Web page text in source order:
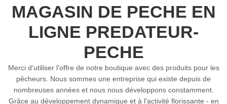
MAGASIN DE PECHE EN
LIGNE PREDATEUR-
PECHE
Merci d'utiliser l'offre de notre boutique avec des produits pour les
pêcheurs. Nous sommes une entreprise qui existe depuis de
nombreuses années et nous nous développons constamment.
Grâce au développement dynamique et à l'activité florissante - en